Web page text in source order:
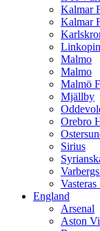
Kalmar
Kalmar
Malmo
Malmo
Malmö
Mjällby
Orebro
Sirius
Vasteras
England
Arsenal
Aston